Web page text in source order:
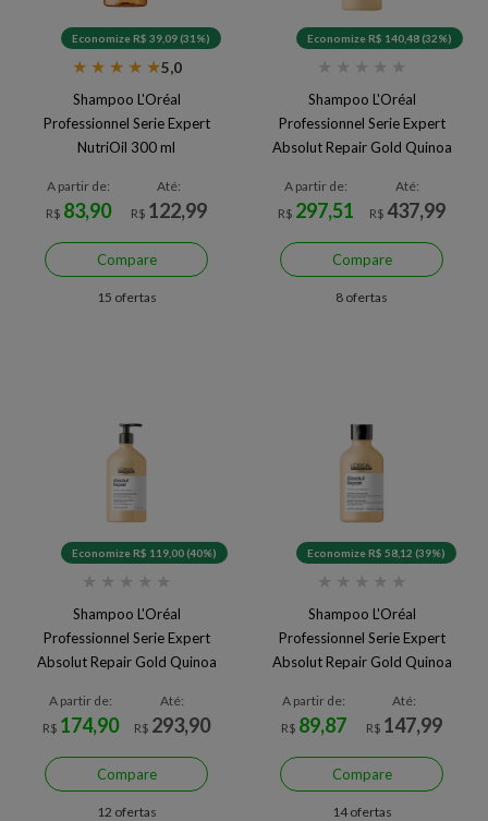
Economize R$ 39,09 (31%)
★ ★ ★ ★ ★5,0
Shampoo L'Oréal
Professionnel Serie Expert
NutriOil 300 ml
A partir de:
R$ 83,90
Até:
R$ 122,99
Compare
15 ofertas
Economize R$ 140,48 (32%)
★ ★ ★ ★ ★
Shampoo L'Oréal
Professionnel Serie Expert
Absolut Repair Gold Quinoa
A partir de:
R$ 297,51
Até:
R$ 437,99
Compare
8 ofertas
Economize R$ 119,00 (40%)
★ ★ ★ ★ ★
Shampoo L'Oréal
Professionnel Serie Expert
Absolut Repair Gold Quinoa
A partir de:
R$ 174,90
Até:
R$ 293,90
Compare
12 ofertas
Economize R$ 58,12 (39%)
★ ★ ★ ★ ★
Shampoo L'Oréal
Professionnel Serie Expert
Absolut Repair Gold Quinoa
A partir de:
R$ 89,87
Até:
R$ 147,99
Compare
14 ofertas